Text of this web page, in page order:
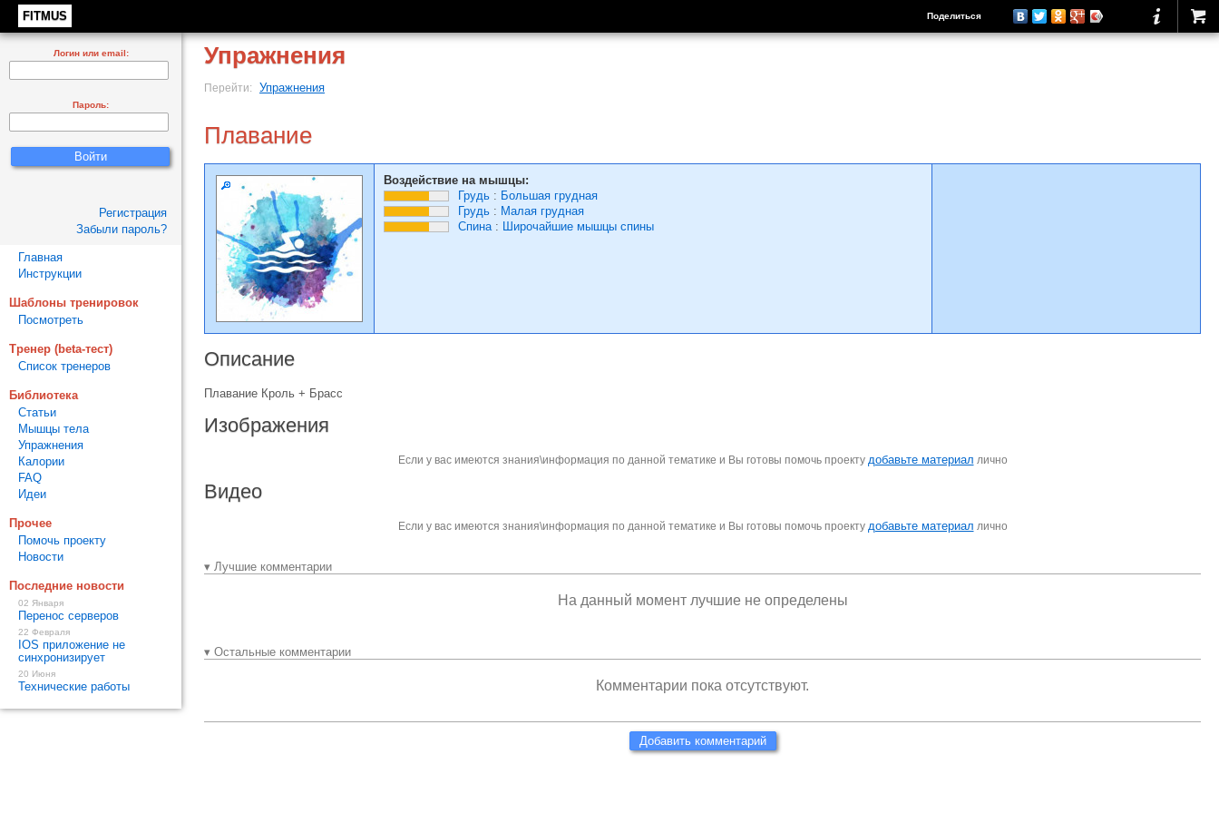
FITMUS Поделиться
Упражнения
Перейти: Упражнения
Плавание
Воздействие на мышцы:
Грудь : Большая грудная
Грудь : Малая грудная
Спина: Широчайшие мышцы спины
Описание
Плавание Кроль + Брасс
Изображения
Если у вас имеются знания\информация по данной тематике и Вы готовы помочь проекту добавьте материал лично
Видео
Если у вас имеются знания\информация по данной тематике и Вы готовы помочь проекту добавьте материал лично
▾ Лучшие комментарии
На данный момент лучшие не определены
▾ Остальные комментарии
Комментарии пока отсутствуют.
Добавить комментарий
Логин или email:
Пароль:
Регистрация
Забыли пароль?
Главная
Инструкции
Шаблоны тренировок
Посмотреть
Тренер (beta-тест)
Список тренеров
Библиотека
Статьи
Мышцы тела
Упражнения
Калории
FAQ
Идеи
Прочее
Помочь проекту
Новости
Последние новости
02 Января
Перенос серверов
22 Февраля
IOS приложение не
синхронизирует
20 Июня
Технические работы